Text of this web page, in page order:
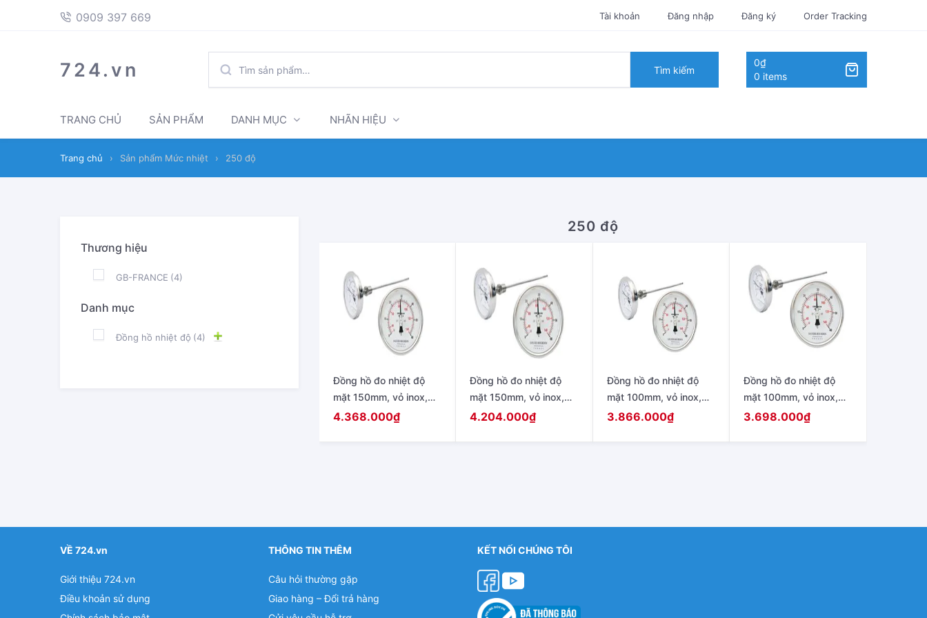
Skip
Skip
669
0909 397 669 Tài khoản Đăng nhập Đăng ký Order Tracking
724.vn
KIẾM:
Tìm kiếm
0₫
0 items
TRANG CHỦ SẢN PHẨM DANH MỤC NHÃN HIỆU
Trang chủ › Sản phẩm Mức nhiệt › 250 độ
250 độ
Đồng hồ đo nhiệt độ
mặt 150mm, vỏ inox,
chân Inox, chân sau,
4.368.000₫
Đồng hồ đo nhiệt độ
mặt 150mm, vỏ inox,
chân Inox, chân sau,
4.204.000₫
Đồng hồ đo nhiệt độ
mặt 100mm, vỏ inox,
chân Inox, chân sau,
3.866.000₫
Đồng hồ đo nhiệt độ
mặt 100mm, vỏ inox,
chân Inox, chân sau,
3.698.000₫
Thương hiệu
GB-FRANCE (4)
Danh mục
Đồng hồ nhiệt độ (4)
VỀ 724.vn
Giới thiệu 724.vn
Điều khoản sử dụng
THÔNG TIN THÊM
Câu hỏi thường gặp
Giao hàng – Đổi trả hàng
KẾT NỐI CHÚNG TÔI